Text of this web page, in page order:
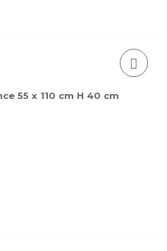
55 x 110 cm H 40 cm